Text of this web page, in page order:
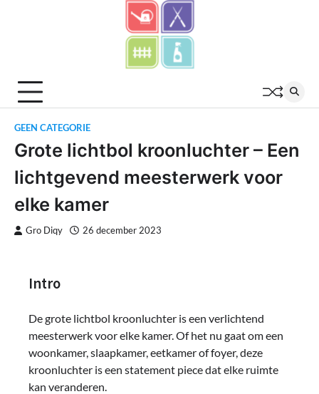
GEEN CATEGORIE
Grote lichtbol kroonluchter – Een
lichtgevend meesterwerk voor
elke kamer
Gro Diqy 26 december 2023
Intro
De grote lichtbol kroonluchter is een verlichtend
meesterwerk voor elke kamer. Of het nu gaat om een ​​
woonkamer, slaapkamer, eetkamer of foyer, deze
kroonluchter is een statement piece dat elke ruimte
kan veranderen.